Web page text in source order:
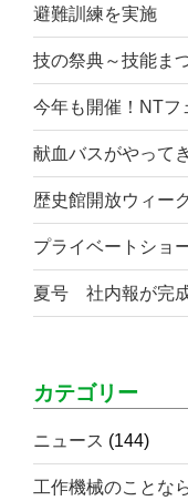
避難訓練を実施
技の祭典～技能ま
今年も開催！NTフ
献血バスがやって
歴史館開放ウィーク
プライベートショ
夏号 社内報が完
カテゴリー
ニュース (144)
工作機械のことな